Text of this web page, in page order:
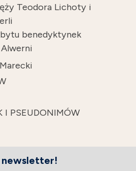
Teodora Lichoty i
benedyktynek
Alwerni
I PSEUDONIMÓW
newsletter!